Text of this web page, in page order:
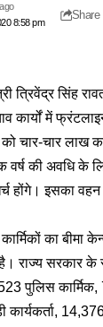
8:58 pm
Share
त्रिवेंद्र सिंह
कार्यों में
चार-चार लाख
वर्ष की अवधि के
होंगे। इसका वहन
का बीमा
राज्य सरकार के
पुलिस